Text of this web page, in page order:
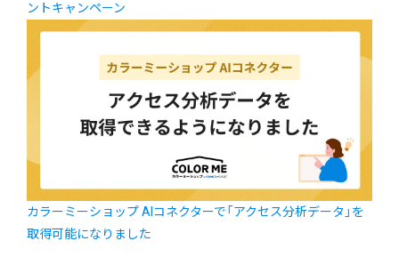
ントキャンペーン
カラーミーショップ AIコネクターで「アクセス分析データ」を
取得可能になりました